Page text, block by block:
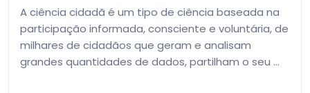
A ciência cidadã é um tipo de ciência baseada na
participação informada, consciente e voluntária, de
milhares de cidadãos que geram e analisam
grandes quantidades de dados, partilham o seu …